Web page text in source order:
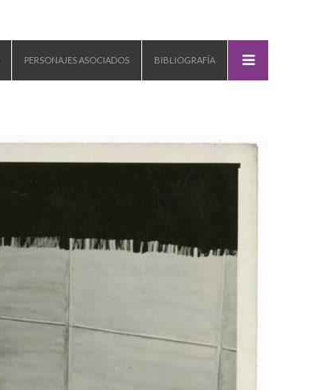
PERSONAJES ASOCIADOS BIBLIOGRAFÍA